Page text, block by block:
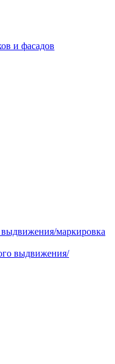
и фасадов
маркировка
выдвижения/